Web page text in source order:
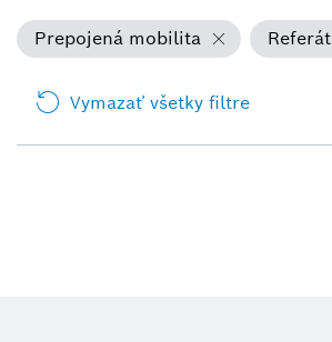
Prepojená mobilita Referát
Vymazať všetky filtre